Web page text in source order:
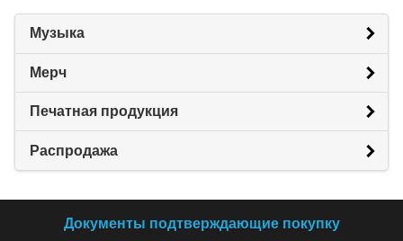
Музыка
Мерч
Печатная продукция
Распродажа
Документы подтверждающие покупку